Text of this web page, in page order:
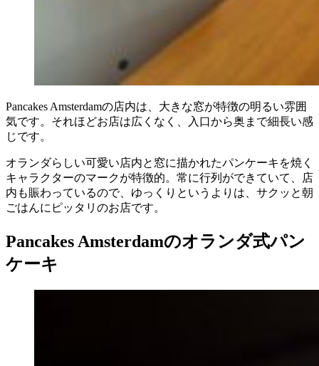
Pancakes Amsterdamの店内は、大きな窓が特徴の明るい雰囲
気です。それほどお店は広くなく、入口から奥まで細長い感
じです。
オランダらしい可愛い店内と窓に描かれたパンケーキを焼く
キャラクターのマークが特徴的。常に行列ができていて、店
内も賑わっているので、ゆっくりというよりは、サクッと朝
ごはんにピッタリのお店です。
Pancakes Amsterdamのオランダ式パン
ケーキ